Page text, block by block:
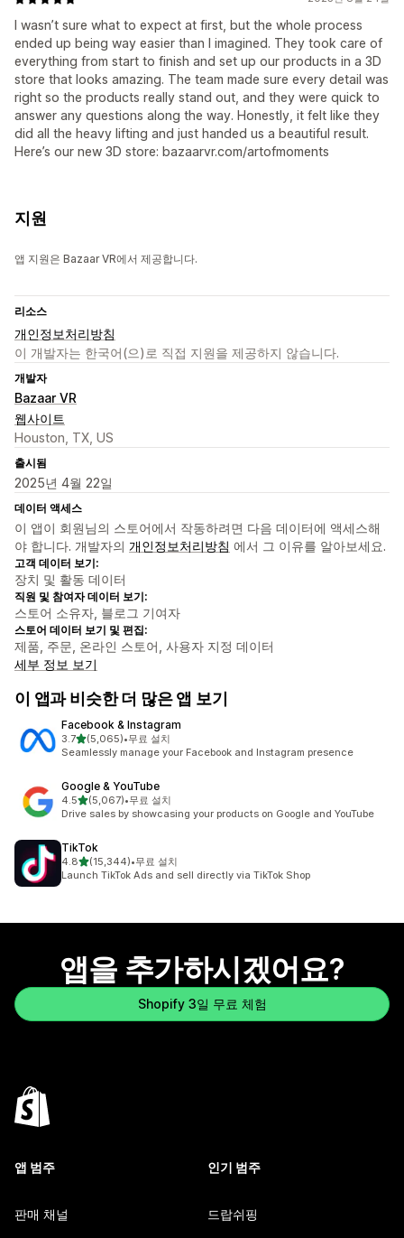
I wasn’t sure what to expect at first, but the whole process
ended up being way easier than I imagined. They took care of
everything from start to finish and set up our products in a 3D
store that looks amazing. The team made sure every detail was
right so the products really stand out, and they were quick to
answer any questions along the way. Honestly, it felt like they
did all the heavy lifting and just handed us a beautiful result.
Here’s our new 3D store: bazaarvr.com/artofmoments
지원
앱 지원은 Bazaar VR에서 제공합니다.
리소스
개인정보처리방침
이 개발자는 한국어(으)로 직접 지원을 제공하지 않습니다.
개발자
Bazaar VR
웹사이트
Houston, TX, US
출시됨
2025년 4월 22일
데이터 액세스
이 앱이 회원님의 스토어에서 작동하려면 다음 데이터에 액세스해
야 합니다. 개발자의 개인정보처리방침 에서 그 이유를 알아보세요.
고객 데이터 보기:
장치 및 활동 데이터
직원 및 참여자 데이터 보기:
스토어 소유자, 블로그 기여자
스토어 데이터 보기 및 편집:
제품, 주문, 온라인 스토어, 사용자 지정 데이터
세부 정보 보기
이 앱과 비슷한 더 많은 앱 보기
Facebook & Instagram
3.7별 5개 중
(5,065)
총 리뷰 5065개
•무료 설치
Seamlessly manage your Facebook and Instagram presence
Google & YouTube
4.5별 5개 중
(5,067)
총 리뷰 5067개
•무료 설치
Drive sales by showcasing your products on Google and YouTube
TikTok
4.8별 5개 중
(15,344)
총 리뷰 15344개
•무료 설치
Launch TikTok Ads and sell directly via TikTok Shop
앱을 추가하시겠어요?
Shopify 3일 무료 체험
앱 범주
판매 채널
인기 범주
드랍쉬핑